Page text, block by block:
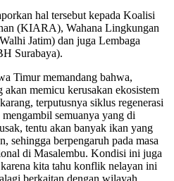
hal tersebut kepada Koalisi
(KIARA), Wahana Lingkungan
Jatim) dan juga Lembaga
Surabaya).
Timur memandang bahwa,
akan memicu kerusakan ekosistem
terputusnya siklus regenerasi
semuanya yang di
tentu akan banyak ikan yang
sehingga berpengaruh pada masa
di Masalembu. Kondisi ini juga
kita tahu konflik nelayan ini
berkaitan dengan wilayah